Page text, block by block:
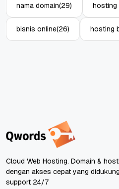
nama domain(29) hosting
bisnis online(26) hosting
Cloud Web Hosting. Domain &
dengan akses cepat yang
support 24/7